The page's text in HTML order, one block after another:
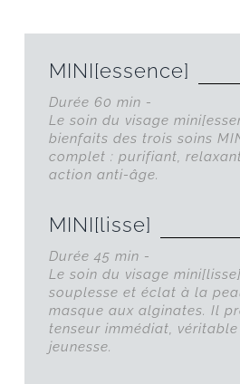
MINI[essence]
Durée 60 min -
Le soin du visage
bienfaits des trois soins
complet : purifiant,
action anti-âge.
MINI[lisse]
Durée 45 min -
Le soin du visage
souplesse et éclat à la
masque aux alginates. Il
tenseur immédiat,
jeunesse.